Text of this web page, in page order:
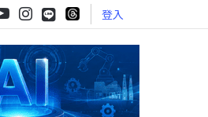
登入